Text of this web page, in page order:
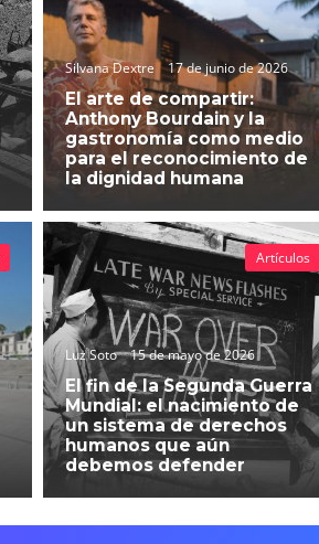
Silvana Dextre 17 de junio de 2026
El arte de compartir:
Anthony Bourdain y la
gastronomía como medio
para el reconocimiento de
la dignidad humana
Luz Soto 15 de mayo de 2026
El fin de la Segunda Guerra
Mundial: el nacimiento de
un sistema de derechos
humanos que aún
debemos defender
Artículos